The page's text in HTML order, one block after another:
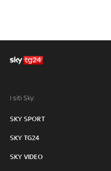
I siti Sky:
SKY SPORT
SKY TG24
SKY VIDEO